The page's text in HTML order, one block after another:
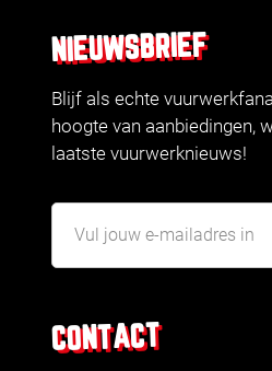
CONTACT
NIEUWSBRIEF
Blijf als echte
hoogte van aanbiedingen,
laatste vuurwerknieuws!